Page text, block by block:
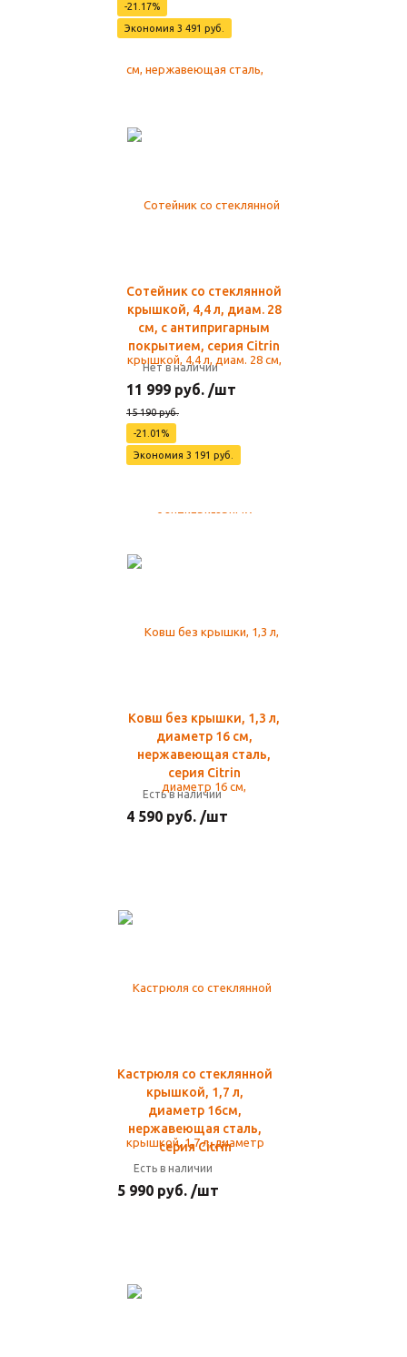
-21.17%
Экономия 3 491 руб.
Сотейник со стеклянной
крышкой, 4,4 л, диам. 28
см, с антипригарным
покрытием, серия Citrin
Нет в наличии
11 999 руб. /шт
15 190 руб.
-21.01%
Экономия 3 191 руб.
Ковш без крышки, 1,3 л,
диаметр 16 см,
нержавеющая сталь,
серия Citrin
Есть в наличии
4 590 руб. /шт
Кастрюля со стеклянной
крышкой, 1,7 л,
диаметр 16см,
нержавеющая сталь,
серия Citrin
Есть в наличии
5 990 руб. /шт